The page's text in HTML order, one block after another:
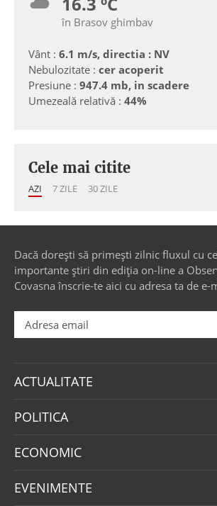
în Brasov ghimbav
Vânt : 6.1 m/s, directia : NV
Nebulozitate : cer acoperit
Presiune : 947.4 mb, in scadere
Umezeală relativă : 44%
Cele mai citite
AZI 7 ZILE 30 ZILE
Dacă dorești să primești zilnic fluxul cu
importante știri din ediția on-line a
Covasna înscrie-te aici cu adresa ta de e-
ACTUALITATE
POLITICA
ECONOMIC
EVENIMENTE